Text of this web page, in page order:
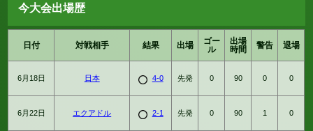
今大会出場歴
日付 対戦相手 結果 出場
ゴー
ル
出場
時間
警告 退場
6月18日 日本 4-0 先発 0 90 0 0
6月22日 エクアドル 2-1 先発 0 90 1 0